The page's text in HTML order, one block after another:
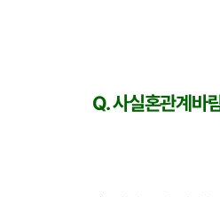
Q. 사실혼관계바